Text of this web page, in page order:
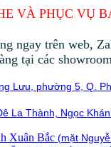
VÀ PHỤC VỤ
ngay trên web,
tại các
Lưu, phường 5, Q.
La Thành, Ngọc
Xuân Bắc(mặt